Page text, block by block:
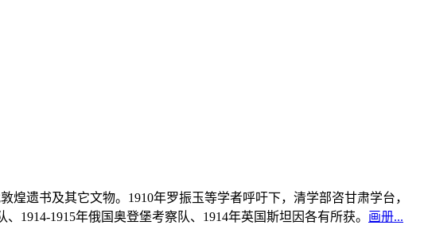
煌遗书及其它文物。1910年罗振玉等学者呼吁下，清学部咨甘肃学台，
1914-1915年俄国奥登堡考察队、1914年英国斯坦因各有所获。 画册...